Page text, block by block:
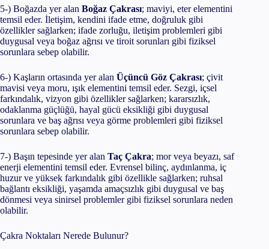
5-) Boğazda yer alan Boğaz Çakrası; maviyi, eter elementini
temsil eder. İletişim, kendini ifade etme, doğruluk gibi
özellikler sağlarken; ifade zorluğu, iletişim problemleri gibi
duygusal veya boğaz ağrısı ve tiroit sorunları gibi fiziksel
sorunlara sebep olabilir.
6-) Kaşların ortasında yer alan Üçüncü Göz Çakrası; çivit
mavisi veya moru, ışık elementini temsil eder. Sezgi, içsel
farkındalık, vizyon gibi özellikler sağlarken; kararsızlık,
odaklanma güçlüğü, hayal gücü eksikliği gibi duygusal
sorunlara ve baş ağrısı veya görme problemleri gibi fiziksel
sorunlara sebep olabilir.
7-) Başın tepesinde yer alan Taç Çakra; mor veya beyazı, saf
enerji elementini temsil eder. Evrensel bilinç, aydınlanma, iç
huzur ve yüksek farkındalık gibi özellikle sağlarken; ruhsal
bağlantı eksikliği, yaşamda amaçsızlık gibi duygusal ve baş
dönmesi veya sinirsel problemler gibi fiziksel sorunlara neden
olabilir.
Çakra Noktaları Nerede Bulunur?